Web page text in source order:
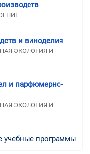
и виноделия
ЭКОЛОГИЯ И
и парфюмерно-
ЭКОЛОГИЯ И
учебные программы